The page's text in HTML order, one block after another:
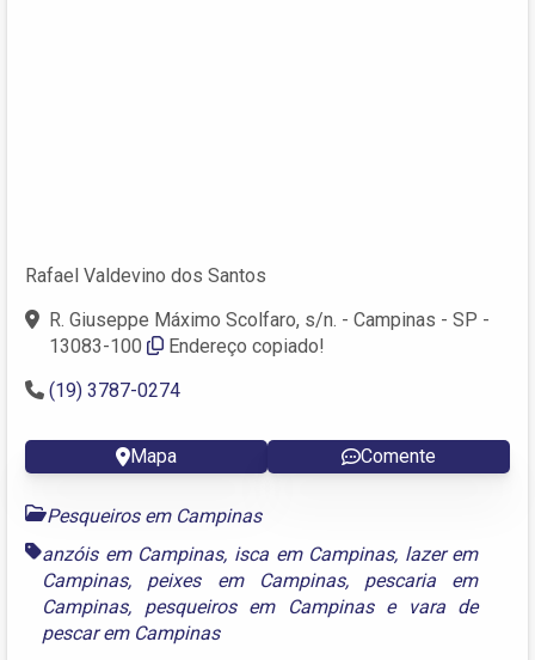
Rafael Valdevino dos Santos
R. Giuseppe Máximo Scolfaro, s/n. - Campinas - SP -
13083-100
Endereço copiado!
(19) 3787-0274
Mapa Comente
Pesqueiros em Campinas
anzóis em Campinas, isca em Campinas, lazer em
Campinas, peixes em Campinas, pescaria em
Campinas, pesqueiros em Campinase vara de
pescar em Campinas